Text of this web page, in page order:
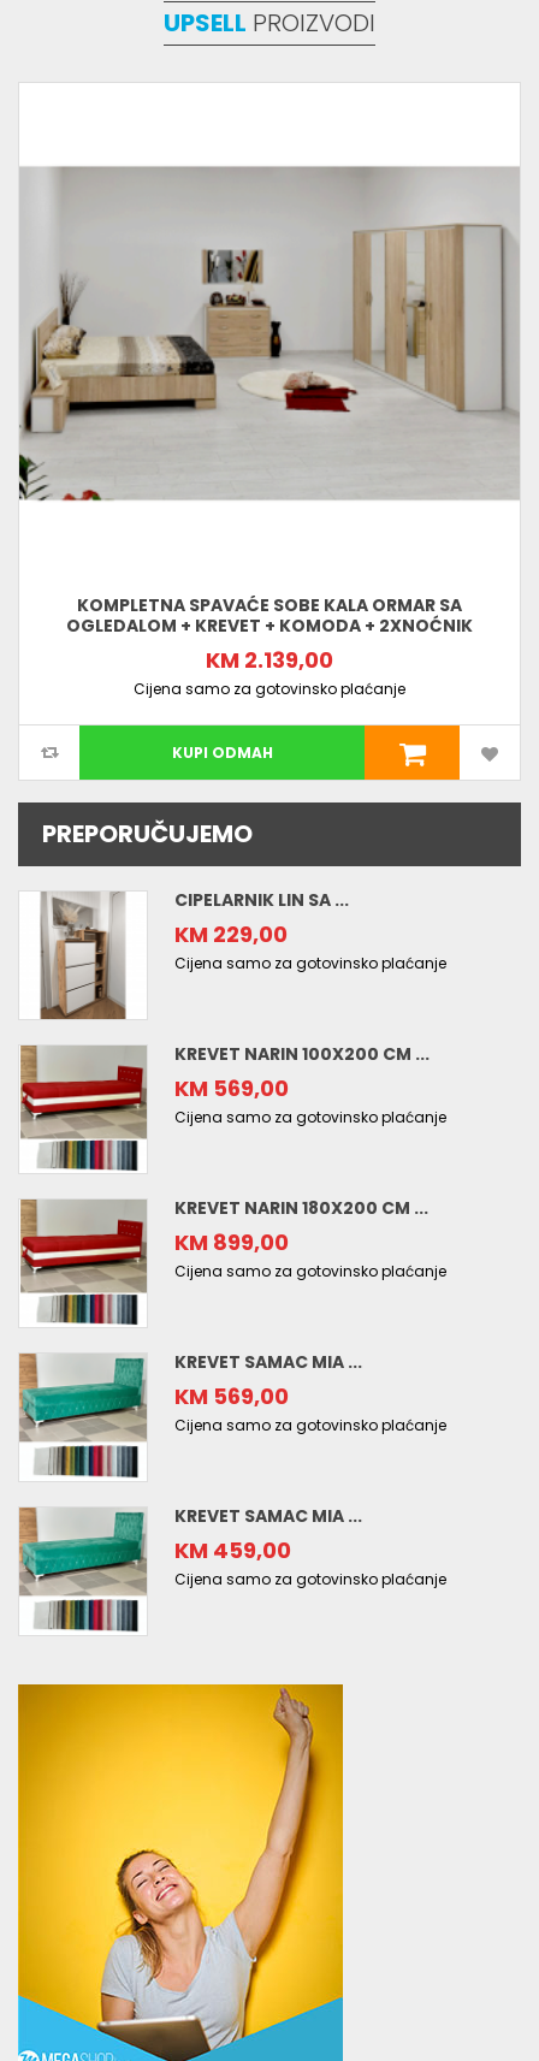
UPSELL PROIZVODI
KOMPLETNA SPAVAĆE SOBE KALA ORMAR SA
OGLEDALOM + KREVET + KOMODA + 2XNOĆNIK
KM 2.139,00
Cijena samo za gotovinsko plaćanje
KUPI ODMAH
PREPORUČUJEMO
CIPELARNIK LIN SA ...
KM 229,00
Cijena samo za gotovinsko plaćanje
KREVET NARIN 100X200 CM ...
KM 569,00
Cijena samo za gotovinsko plaćanje
KREVET NARIN 180X200 CM ...
KM 899,00
Cijena samo za gotovinsko plaćanje
KREVET SAMAC MIA ...
KM 569,00
Cijena samo za gotovinsko plaćanje
KREVET SAMAC MIA ...
KM 459,00
Cijena samo za gotovinsko plaćanje